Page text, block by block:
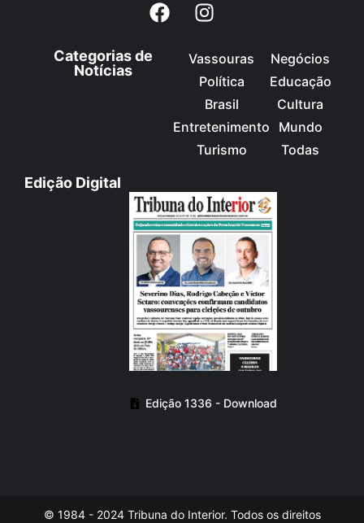
Categorias de
Notícias
Vassouras
Política
Brasil
Entretenimento
Turismo
Negócios
Educação
Cultura
Mundo
Todas
Edição Digital
Edição 1336 - Download
© 1984 - 2024 Tribuna do Interior. Todos os direitos